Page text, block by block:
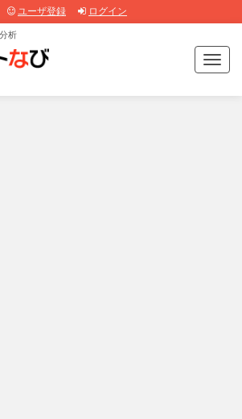
ユーザ登録 ログイン
T
o
g
析